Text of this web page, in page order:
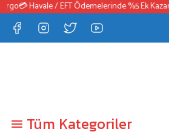
💳 Havale / EFT Ödemelerinde %5 Ek Kazanç
Tüm Kategoriler